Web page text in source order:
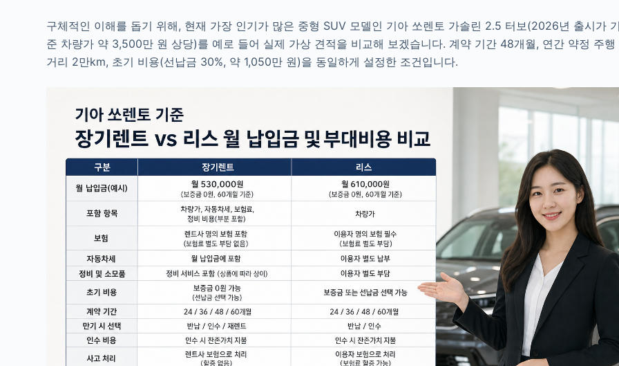
구체적인 이해를 돕기 위해, 현재 가장 인기가 많은 중형 SUV 모델인 기아 쏘렌토 가솔린 2.5 터보(2026년 출시가
준 차량가 약 3,500만 원 상당)를 예로 들어 실제 가상 견적을 비교해 보겠습니다. 계약 기간 48개월, 연간 약정 주행
거리 2만km, 초기 비용(선납금 30%, 약 1,050만 원)을 동일하게 설정한 조건입니다.